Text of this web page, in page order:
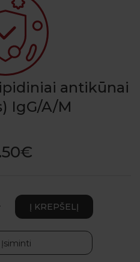
antikūnai
IgG/A/M
Įsiminti